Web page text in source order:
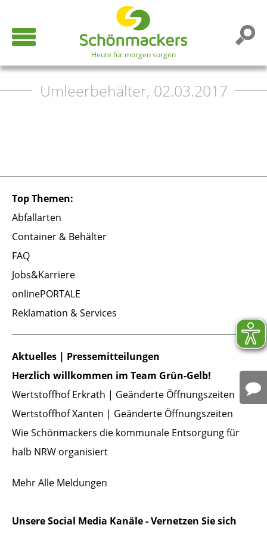
Heute für morgen sorgen
Umleerbehälter, 02.03.2017
Top Themen:
Abfallarten
Container & Behälter
FAQ
Jobs&Karriere
onlinePORTALE
Reklamation & Services
Aktuelles | Pressemitteilungen
Herzlich willkommen im Team Grün-Gelb!
Wertstoffhof Erkrath | Geänderte Öffnungszeiten
Wertstoffhof Xanten | Geänderte Öffnungszeiten
Wie Schönmackers die kommunale Entsorgung für
halb NRW organisiert
MehrAlle Meldungen
Unsere Social Media Kanäle - Vernetzen Sie sich